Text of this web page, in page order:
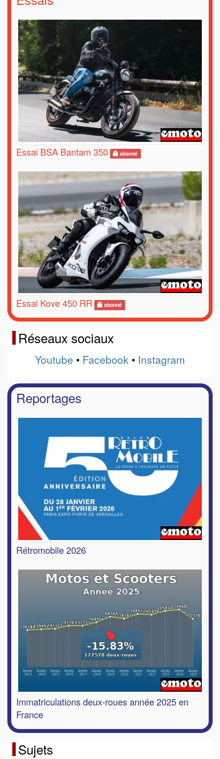
Essai BSA Bantam 350 abonné
Essai Kove 450 RR abonné
Réseaux sociaux
Youtube • Facebook • Instagram
Reportages
Rétromobile 2026
Immatriculations deux-roues année 2025 en
France
Sujets